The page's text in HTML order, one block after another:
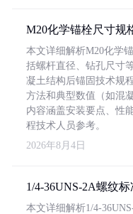
M20化学锚栓尺寸规
本文详细解析M20化学
括螺杆直径、钻孔尺寸
凝土结构后锚固技术规
方法和典型数值（如混
内容涵盖安装要点、性
程技术人员参考。
2026年8月4日
1/4-36UNS-2A螺纹
本文详细解析1/4-